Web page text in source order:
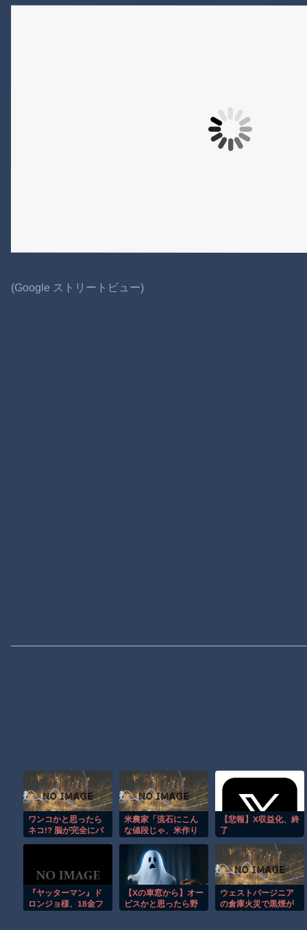
(Google ストリートビュー)
ワンコかと思ったら
ネコ!? 脳が完全にバ
米農家「流石にこん
な値段じゃ、米作り
ゃないかなあ？？」
【悲報】X収益化、終
了
・
『ヤッターマン』ド
ロンジョ様、18金フ
【Xの車窓から】オー
ビスかと思ったら野
ウェストバージニア
の倉庫火災で黒煙が